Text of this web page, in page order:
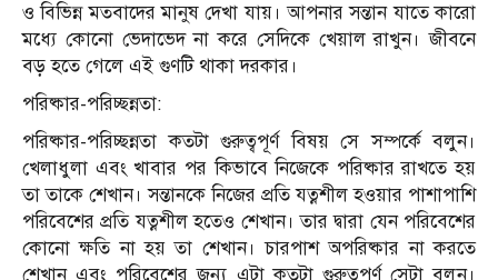
ও বিভিন্ন মতবাদের মানুষ দেখা যায়। আপনার সন্তান যাতে কারো
মধ্যে কোনো ভেদাভেদ না করে সেদিকে খেয়াল রাখুন। জীবনে
বড় হতে গেলে এই গুণটি থাকা দরকার।
পরিষ্কার-পরিচ্ছন্নতা:
পরিষ্কার-পরিচ্ছন্নতা কতটা গুরুত্বপূর্ণ বিষয় সে সম্পর্কে বলুন।
খেলাধুলা এবং খাবার পর কিভাবে নিজেকে পরিষ্কার রাখতে হয়
তা তাকে শেখান। সন্তানকে নিজের প্রতি যত্নশীল হওয়ার পাশাপাশি
পরিবেশের প্রতি যত্নশীল হতেও শেখান। তার দ্বারা যেন পরিবেশের
কোনো ক্ষতি না হয় তা শেখান। চারপাশ অপরিষ্কার না করতে
শেখান এবং পরিবেশের জন্য এটা কতটা গুরুত্বপূর্ণ সেটা বলুন।